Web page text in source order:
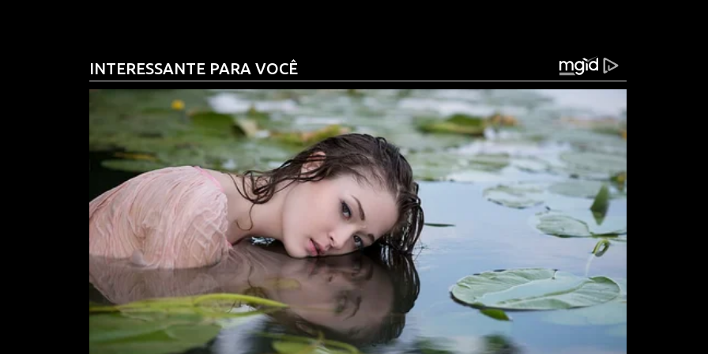
evitar que a situação se agravasse. Enquanto o desentendimento acontecia, Almirón levou a mão à
boca ao conversar com outros jogadores. O gesto foi identificado pela equipe de arbitragem e
posteriormente analisado pelo VAR.
Depois de revisar as imagens, o árbitro optou pela expulsão do jogador. A decisão foi baseada nas
novas diretrizes que tratam do comportamento dos atletas durante confrontos verbais e situações
de conflito dentro das partidas. A medida tem como foco impedir ações que possam dificultar a
identificação de possíveis ofensas, ameaças ou provocações realizadas durante os jogos.
A repercussão foi imediata. Torcedores de diferentes clubes passaram a discutir nas redes sociais
INTERESSANTE PARA VOCÊ